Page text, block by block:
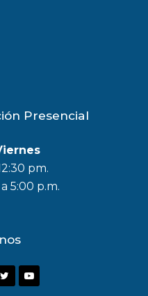
Presencial
pm.
5:00 p.m.
Y